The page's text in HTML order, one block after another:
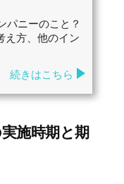
パニーのこと？
え方、他のイン
続きはこちら
施時期と期